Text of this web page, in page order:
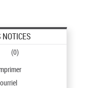
NOTICES
(0)